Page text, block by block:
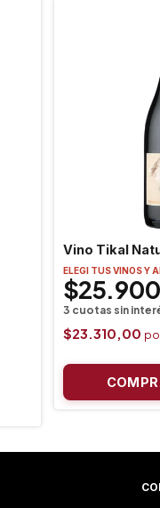
Vino Tikal
ELEGI TUS VINOS Y
$23.310,00